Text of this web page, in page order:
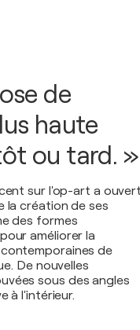
de
haute
ou tard. »
sur l'op-art a ouvert
la création de ses
des formes
améliorer la
de
De nouvelles
sous des angles
à l'intérieur.